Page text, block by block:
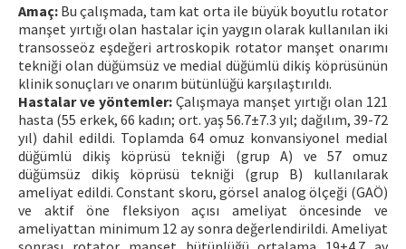
Amaç: Bu çalışmada, tam kat orta ile büyük boyutlu rotator
manşet yırtığı olan hastalar için yaygın olarak kullanılan iki
transosseöz eşdeğeri artroskopik rotator manşet onarımı
tekniği olan düğümsüz ve medial düğümlü dikiş köprüsünün
klinik sonuçları ve onarım bütünlüğü karşılaştırıldı.
Hastalar ve yöntemler: Çalışmaya manşet yırtığı olan 121
hasta (55 erkek, 66 kadın; ort. yaş 56.7±7.3 yıl; dağılım, 39-72
yıl) dahil edildi. Toplamda 64 omuz konvansiyonel medial
düğümlü dikiş köprüsü tekniği (grup A) ve 57 omuz
düğümsüz dikiş köprüsü tekniği (grup B) kullanılarak
ameliyat edildi. Constant skoru, görsel analog ölçeği (GAÖ)
ve aktif öne fleksiyon açısı ameliyat öncesinde ve
ameliyattan minimum 12 ay sonra değerlendirildi. Ameliyat